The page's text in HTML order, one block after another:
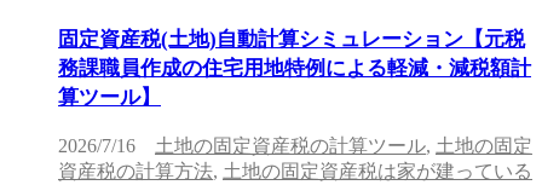
固定資産税(土地)自動計算シミュレーション【元税
務課職員作成の住宅用地特例による軽減・減税額計
算ツール】
2026/7/16 土地の固定資産税の計算ツール, 土地の固定
資産税の計算方法, 土地の固定資産税は家が建っている